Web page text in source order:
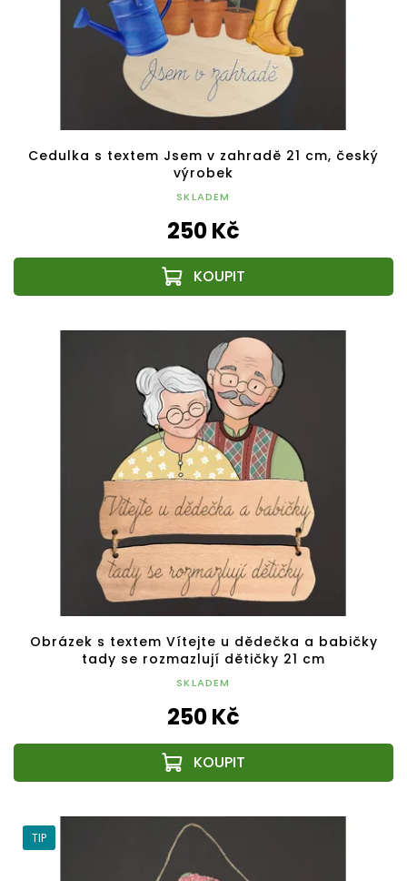
Cedulka s textem Jsem v zahradě 21 cm, český
výrobek
SKLADEM
250 Kč
Obrázek s textem Vítejte u dědečka a babičky
tady se rozmazlují dětičky 21 cm
SKLADEM
250 Kč
TIP